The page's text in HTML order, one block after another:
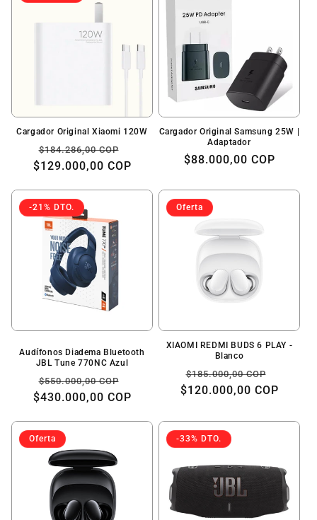
Cargador Original Xiaomi 120W
Precio
habitual
$184.286,00 COP
de
$129.000,00 COP
Cargador Original Samsung 25W |
Adaptador
Precio
$88.000,00 COP
-21% DTO.
Audífonos Diadema Bluetooth
JBL Tune 770NC Azul
Precio
habitual
$550.000,00 COP
de
$430.000,00 COP
Oferta
XIAOMI REDMI BUDS 6 PLAY -
Blanco
Precio
habitual
$185.000,00 COP
de
$120.000,00 COP
Oferta -33% DTO.